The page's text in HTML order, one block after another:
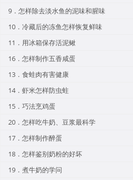
9．怎样除去淡水鱼的泥味和腥味
10．冷藏后的冻鱼怎样恢复鲜味
11．用冰箱保存活泥鳅
16．怎样制作五香咸蛋
13．食蛙肉有害健康
14．虾米怎样防虫蛀
15．巧法烹鸡蛋
20．怎样吃牛奶、豆浆最科学
17．怎样制作醉蛋
18．怎样鉴别奶粉的好坏
19．煮牛奶的学问